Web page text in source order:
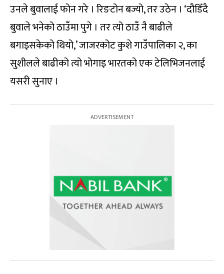
उनले बुवालाई फोन गरे । रिङटोन बज्यो, तर उठेन । ‘दौडिँदै
बुवाले भनेको ठाउँमा पुगे । तर त्यो ठाउँ नै बाढीले
बगाइसकेको थियो,’ जाजरकोट कुशे गाउँपालिका २, का
सुशीलले बाढीको त्यो भोगाइ भारतको एक टेलिभिजनलाई
यसरी सुनाए ।